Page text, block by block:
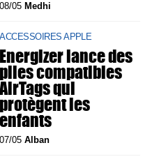
08/05 Medhi
ACCESSOIRES APPLE
Energizer lance des
piles compatibles
AirTags qui
protègent les
enfants
07/05Alban